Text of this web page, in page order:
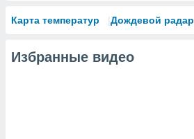
Карта температур Дождевой радар
Избранные видео